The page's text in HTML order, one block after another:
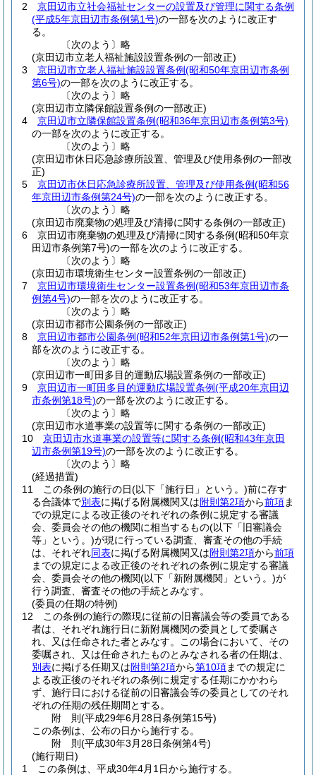
2
京田辺市立社会福祉センターの設置及び管理に関する条例
(平成5年京田辺市条例第1号)の一部を次のように改正す
る。
〔次のよう〕略
(京田辺市立老人福祉施設設置条例の一部改正)
3
京田辺市立老人福祉施設設置条例(昭和50年京田辺市条例
第6号)の一部を次のように改正する。
〔次のよう〕略
(京田辺市立隣保館設置条例の一部改正)
4
京田辺市立隣保館設置条例(昭和36年京田辺市条例第3号)
の一部を次のように改正する。
〔次のよう〕略
(京田辺市休日応急診療所設置、管理及び使用条例の一部改
正)
5
京田辺市休日応急診療所設置、管理及び使用条例(昭和56
年京田辺市条例第24号)の一部を次のように改正する。
〔次のよう〕略
(京田辺市廃棄物の処理及び清掃に関する条例の一部改正)
6
京田辺市廃棄物の処理及び清掃に関する条例(昭和50年京
田辺市条例第7号)の一部を次のように改正する。
〔次のよう〕略
(京田辺市環境衛生センター設置条例の一部改正)
7
京田辺市環境衛生センター設置条例(昭和53年京田辺市条
例第4号)の一部を次のように改正する。
〔次のよう〕略
(京田辺市都市公園条例の一部改正)
8
京田辺市都市公園条例(昭和52年京田辺市条例第1号)の一
部を次のように改正する。
〔次のよう〕略
(京田辺市一町田多目的運動広場設置条例の一部改正)
9
京田辺市一町田多目的運動広場設置条例(平成20年京田辺
市条例第18号)の一部を次のように改正する。
〔次のよう〕略
(京田辺市水道事業の設置等に関する条例の一部改正)
10
京田辺市水道事業の設置等に関する条例(昭和43年京田
辺市条例第19号)の一部を次のように改正する。
〔次のよう〕略
(経過措置)
11
この条例の施行の日(以下「施行日」という。)前に存す
る合議体で別表に掲げる附属機関又は附則第2項から前項ま
での規定による改正後のそれぞれの条例に規定する審議
会、委員会その他の機関に相当するもの(以下「旧審議会
等」という。)が現に行っている調査、審査その他の手続
は、それぞれ同表に掲げる附属機関又は附則第2項から前項
までの規定による改正後のそれぞれの条例に規定する審議
会、委員会その他の機関(以下「新附属機関」という。)が
行う調査、審査その他の手続とみなす。
(委員の任期の特例)
12
この条例の施行の際現に従前の旧審議会等の委員である
者は、それぞれ施行日に新附属機関の委員として委嘱さ
れ、又は任命された者とみなす。
この場合において、その
委嘱され、又は任命されたものとみなされる者の任期は、
別表に掲げる任期又は附則第2項から第10項までの規定に
よる改正後のそれぞれの条例に規定する任期にかかわら
ず、施行日における従前の旧審議会等の委員としてのそれ
ぞれの任期の残任期間とする。
附 則(平成29年6月28日条例第15号)
この条例は、公布の日から施行する。
附 則(平成30年3月28日条例第4号)
(施行期日)
1
この条例は、平成30年4月1日から施行する。